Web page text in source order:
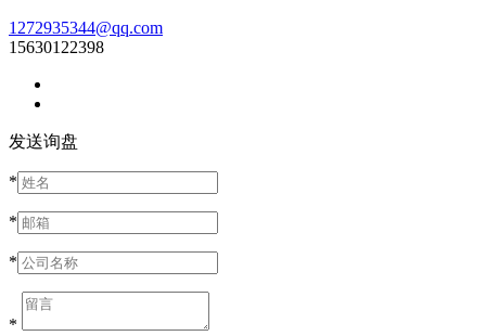
1272935344@qq.com
15630122398
发送询盘
*
*
*
*